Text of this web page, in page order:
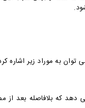
به موراد زیر اشاره
دهد که بلافاصله بعد